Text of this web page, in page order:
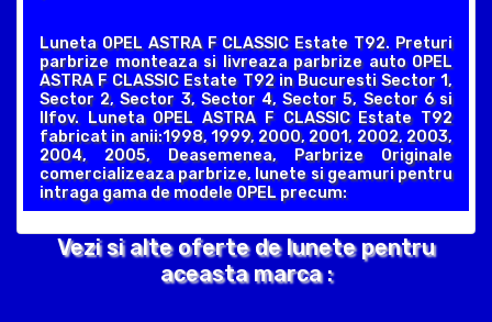
Luneta OPEL ASTRA F CLASSIC Estate T92. Preturi
parbrize monteaza si livreaza parbrize auto OPEL
ASTRA F CLASSIC Estate T92 in Bucuresti Sector 1,
Sector 2, Sector 3, Sector 4, Sector 5, Sector 6 si
Ilfov. Luneta OPEL ASTRA F CLASSIC Estate T92
fabricat in anii:1998, 1999, 2000, 2001, 2002, 2003,
2004, 2005, Deasemenea, Parbrize Originale
comercializeaza parbrize, lunete si geamuri pentru
intraga gama de modele OPEL precum:
Vezi si alte oferte de lunete pentru
aceasta marca :